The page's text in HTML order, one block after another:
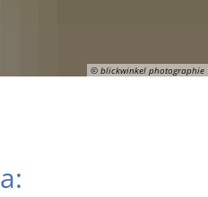
© blickwinkel photographie